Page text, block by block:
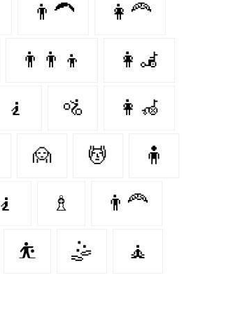
👨‍🦱 👩‍🦰
👨‍👨‍👦 👩‍🦼
🧎 🚵 👩‍🦽
🙍‍ 💆‍ 🧍‍
🧎‍ ♗ 👨‍🦰
⛹️‍ 🤹‍ 🧘‍